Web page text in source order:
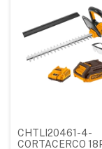
CHTLI20461-4-
CORTACERCO